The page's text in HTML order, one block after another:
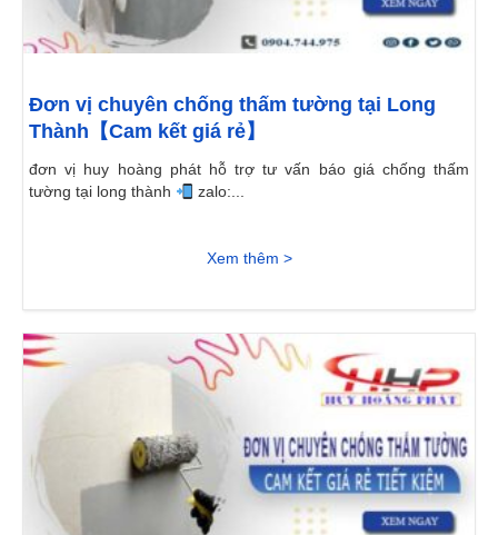
Đơn vị chuyên chống thấm tường tại Long
Thành【Cam kết giá rẻ】
đơn vị huy hoàng phát hỗ trợ tư vấn báo giá chống thấm
tường tại long thành
zalo:...
Xem thêm >